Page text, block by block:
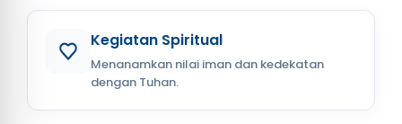
Kegiatan Spiritual
Menanamkan nilai iman dan kedekatan
dengan Tuhan.